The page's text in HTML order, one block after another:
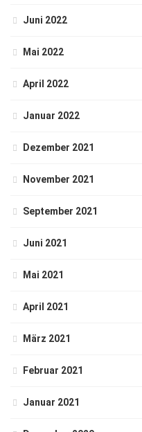
Juni 2022
Mai 2022
April 2022
Januar 2022
Dezember 2021
November 2021
September 2021
Juni 2021
Mai 2021
April 2021
März 2021
Februar 2021
Januar 2021